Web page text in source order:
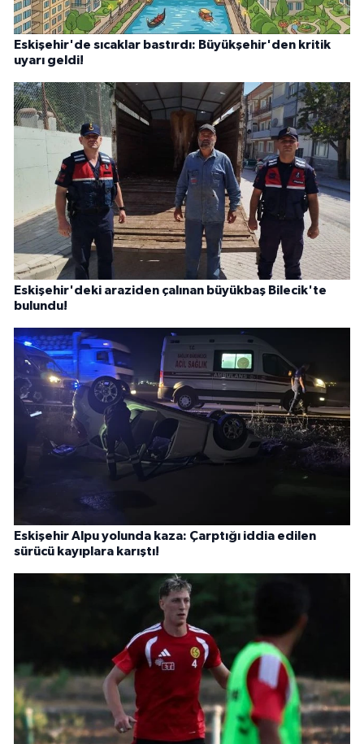
Eskişehir'de sıcaklar bastırdı: Büyükşehir'den kritik
uyarı geldi!
Eskişehir'deki araziden çalınan büyükbaş Bilecik'te
bulundu!
Eskişehir Alpu yolunda kaza: Çarptığı iddia edilen
sürücü kayıplara karıştı!